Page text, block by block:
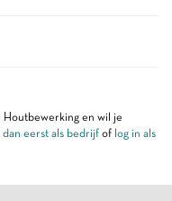
en wil je
eerst als bedrijf of log in als